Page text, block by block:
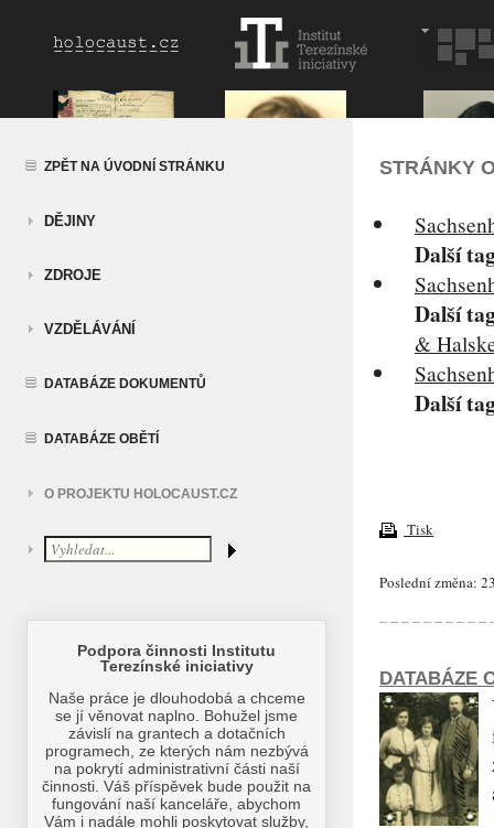
ZPĚT NA ÚVODNÍ STRÁNKU
DĚJINY
ZDROJE
VZDĚLÁVÁNÍ
DATABÁZE DOKUMENTŮ
DATABÁZE OBĚTÍ
O PROJEKTU HOLOCAUST.CZ
STRÁNKY
Další
Další
&
Další
Tisk
Poslední změna:
DATABÁZE